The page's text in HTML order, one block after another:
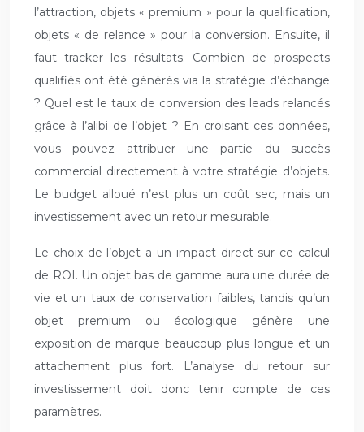
l’attraction, objets « premium » pour la qualification,
objets « de relance » pour la conversion. Ensuite, il
faut tracker les résultats. Combien de prospects
qualifiés ont été générés via la stratégie d’échange
? Quel est le taux de conversion des leads relancés
grâce à l’alibi de l’objet ? En croisant ces données,
vous pouvez attribuer une partie du succès
commercial directement à votre stratégie d’objets.
Le budget alloué n’est plus un coût sec, mais un
investissement avec un retour mesurable.
Le choix de l’objet a un impact direct sur ce calcul
de ROI. Un objet bas de gamme aura une durée de
vie et un taux de conservation faibles, tandis qu’un
objet premium ou écologique génère une
exposition de marque beaucoup plus longue et un
attachement plus fort. L’analyse du retour sur
investissement doit donc tenir compte de ces
paramètres.